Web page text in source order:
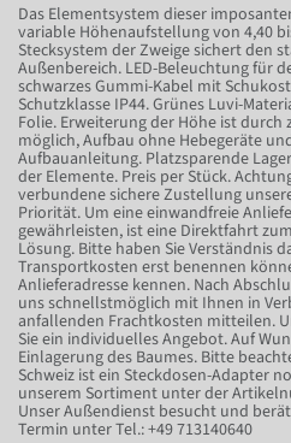
Das Elementsystem dieser
variable Höhenaufstellung von 4,40
Stecksystem der Zweige sichert den
Außenbereich. LED-Beleuchtung für
schwarzes Gummi-Kabel mit
Schutzklasse IP44. Grünes Luvi-
Folie. Erweiterung der Höhe ist
möglich, Aufbau ohne Hebegeräte
Aufbauanleitung. Platzsparende
der Elemente. Preis per Stück.
verbundene sichere Zustellung
Priorität. Um eine einwandfreie
gewährleisten, ist eine Direktfahrt
Lösung. Bitte haben Sie Verständnis
Transportkosten erst benennen
Anlieferadresse kennen. Nach
uns schnellstmöglich mit Ihnen in
anfallenden Frachtkosten mitteilen.
Sie ein individuelles Angebot. Auf
Einlagerung des Baumes. Bitte
Schweiz ist ein Steckdosen-Adapter
unserem Sortiment unter der
Unser Außendienst besucht und
Termin unter Tel.: +49 713140640